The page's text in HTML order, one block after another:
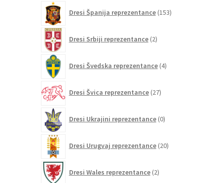
Dresi Španija reprezentance 153izdelkov
Dresi Srbiji reprezentance 2izdelka
Dresi Švedska reprezentance 4izdelki
Dresi Švica reprezentance 27izdelkov
Dresi Ukrajini reprezentance 0izdelkov
Dresi Urugvaj reprezentance 20izdelkov
Dresi Wales reprezentance 2izdelka